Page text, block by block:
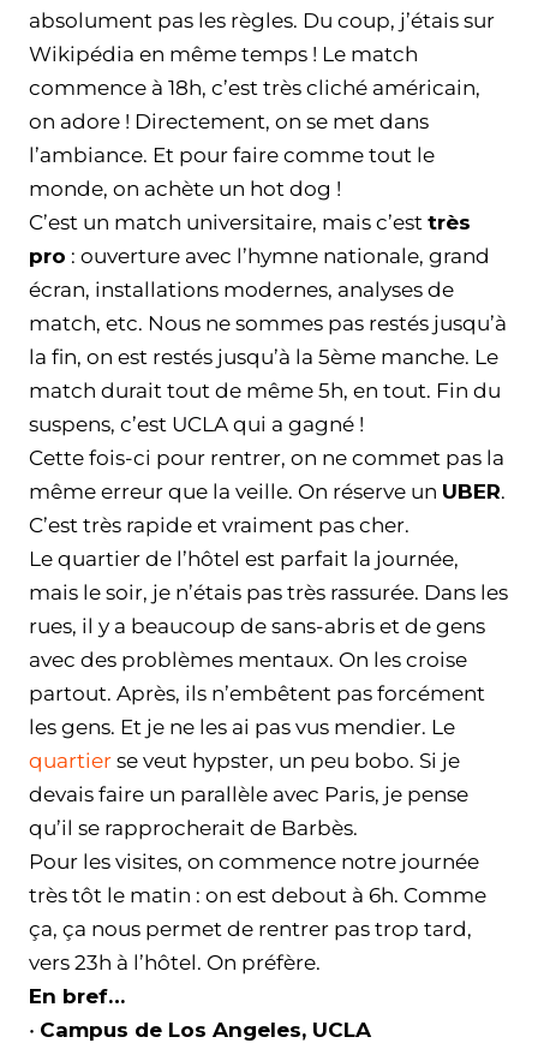
absolument pas les règles. Du coup, j’étais sur
Wikipédia en même temps ! Le match
commence à 18h, c’est très cliché américain,
on adore ! Directement, on se met dans
l’ambiance. Et pour faire comme tout le
monde, on achète un hot dog !
C’est un match universitaire, mais c’est très
pro : ouverture avec l’hymne nationale, grand
écran, installations modernes, analyses de
match, etc. Nous ne sommes pas restés jusqu’à
la fin, on est restés jusqu’à la 5ème manche. Le
match durait tout de même 5h, en tout. Fin du
suspens, c’est UCLA qui a gagné !
Cette fois-ci pour rentrer, on ne commet pas la
même erreur que la veille. On réserve un UBER.
C’est très rapide et vraiment pas cher.
Le quartier de l’hôtel est parfait la journée,
mais le soir, je n’étais pas très rassurée. Dans les
rues, il y a beaucoup de sans-abris et de gens
avec des problèmes mentaux. On les croise
partout. Après, ils n’embêtent pas forcément
les gens. Et je ne les ai pas vus mendier. Le
quartier se veut hypster, un peu bobo. Si je
devais faire un parallèle avec Paris, je pense
qu’il se rapprocherait de Barbès.
Pour les visites, on commence notre journée
très tôt le matin : on est debout à 6h. Comme
ça, ça nous permet de rentrer pas trop tard,
vers 23h à l’hôtel. On préfère.
En bref…
• Campus de Los Angeles, UCLA